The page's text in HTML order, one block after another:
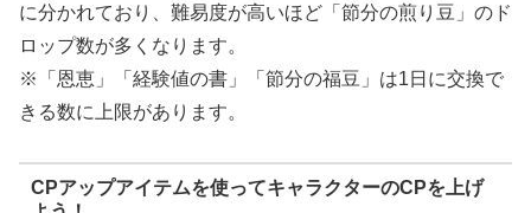
に分かれており、難易度が高いほど「節分の煎り豆」のド
ロップ数が多くなります。
※「恩恵」「経験値の書」「節分の福豆」は1日に交換で
きる数に上限があります。
CPアップアイテムを使ってキャラクターのCPを上げ